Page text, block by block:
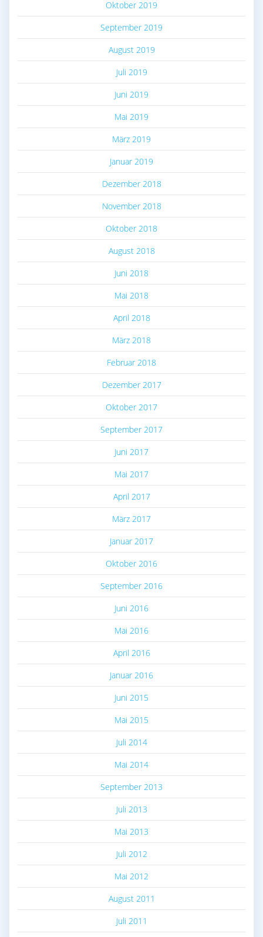
Oktober 2019
September 2019
August 2019
Juli 2019
Juni 2019
Mai 2019
März 2019
Januar 2019
Dezember 2018
November 2018
Oktober 2018
August 2018
Juni 2018
Mai 2018
April 2018
März 2018
Februar 2018
Dezember 2017
Oktober 2017
September 2017
Juni 2017
Mai 2017
April 2017
März 2017
Januar 2017
Oktober 2016
September 2016
Juni 2016
Mai 2016
April 2016
Januar 2016
Juni 2015
Mai 2015
Juli 2014
Mai 2014
September 2013
Juli 2013
Mai 2013
Juli 2012
Mai 2012
August 2011
Juli 2011